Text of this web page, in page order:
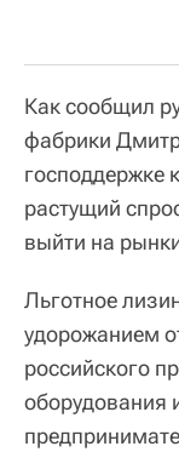
Как сообщил
фабрики
господдержке
растущий
выйти на
Льготное
удорожанием
российского
оборудования